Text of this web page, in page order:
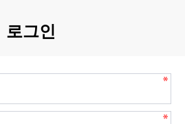
로그인